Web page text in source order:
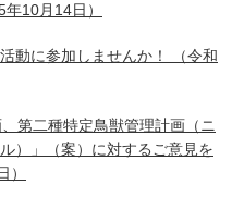
年10月14日）
動に参加しませんか！
（令和
第二種特定鳥獣管理計画（ニ
）」（案）に対するご意見を
）